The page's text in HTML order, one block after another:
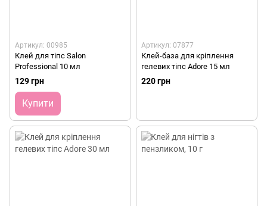
Артикул: 00985
Клей для тіпс Salon
Professional 10 мл
129 грн
Купити
Артикул: 07877
Клей-база для кріплення
гелевих тіпс Adore 15 мл
220 грн